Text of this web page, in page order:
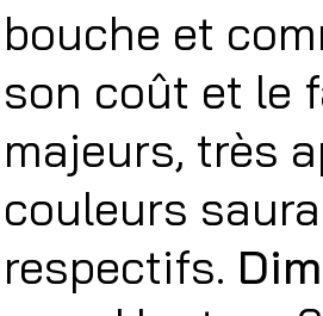
bouche et
son coût et le
majeurs, très
couleurs
respectifs.